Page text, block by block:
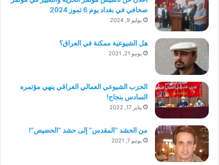
صحافي في بغداد يوم 6 تموز 2024
يوليو 9, 2024
هل الشيوعية ممكنة في العراق؟
يونيو 21, 2021
الحزب الشيوعي العمالي العراقي ينهي مؤتمره
السادس بنجاح!
يناير 17, 2022
من الحشد “المقدس” إلى حشد “الحضيض”!
يونيو 7, 2021